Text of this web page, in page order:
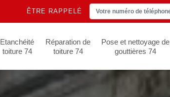
ÊTRE RAPPELÉ
Etanchéité
toiture 74
Réparation de
toiture 74
Pose et nettoyage de
gouttières 74